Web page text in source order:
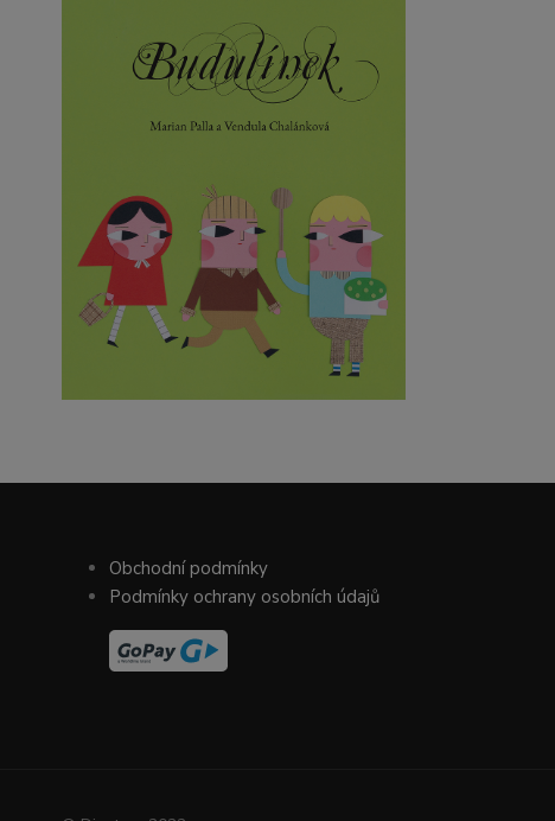
Obchodní podmínky
Podmínky ochrany osobních údajů